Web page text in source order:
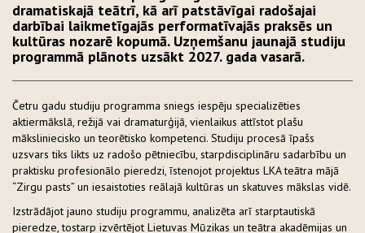
dramatiskajā teātrī, kā arī patstāvīgai radošajai
darbībai laikmetīgajās performatīvajās praksēs un
kultūras nozarē kopumā. Uzņemšanu jaunajā studiju
programmā plānots uzsākt 2027. gada vasarā.
Četru gadu studiju programma sniegs iespēju specializēties
aktiermākslā, režijā vai dramaturģijā, vienlaikus attīstot plašu
māksliniecisko un teorētisko kompetenci. Studiju procesā īpašs
uzsvars tiks likts uz radošo pētniecību, starpdisciplināru sadarbību un
praktisku profesionālo pieredzi, īstenojot projektus LKA teātra mājā
“Zirgu pasts” un iesaistoties reālajā kultūras un skatuves mākslas vidē.
Izstrādājot jauno studiju programmu, analizēta arī starptautiskā
pieredze, tostarp izvērtējot Lietuvas Mūzikas un teātra akadēmijas un